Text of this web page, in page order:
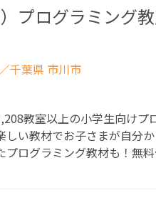
プログラミング
／千葉県 市川市
教室以上の小学生向けプ
い教材でお子さまが自分
プログラミング教材も！無